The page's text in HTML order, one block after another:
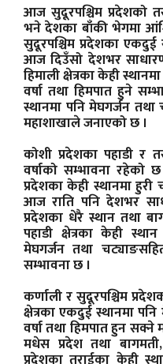
आज सुदूरपश्चिम प्रदेशको
भने देशका बाँकी भेगमा
सुदूरपश्चिम प्रदेशका एकदुई
आज दिउँसो देशभर
हिमाली क्षेत्रका केही
वर्षा तथा हिमपात हुने
स्थानमा पनि मेघगर्जन
महाशाखाले जनाएको छ ।
कोशी प्रदेशका पहाडी र
वर्षाको सम्भावना
प्रदेशका केही स्थानमा
आज राति पनि देशभर
प्रदेशका धेरै स्थान तथा
पहाडी क्षेत्रका केही
मेघगर्जन तथा
सम्भावना छ ।
कर्णाली र सुदूरपश्चिम
क्षेत्रका एकदुई स्थानमा
वर्षा तथा हिमपात हुन
मधेस प्रदेश तथा